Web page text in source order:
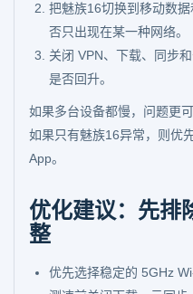
把魅族16切换到移动数
否只出现在某一种网络。
关闭 VPN、下载、同步
是否回升。
如果多台设备都慢，问题更
如果只有魅族16异常，则优
App。
优化建议：先排
整
优先选择稳定的 5GHz